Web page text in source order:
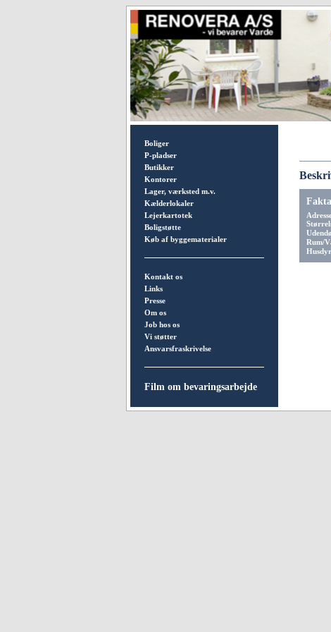
Boliger
P-pladser
Butikker
Kontorer
Lager, værksted m.v.
Kælderlokaler
Lejerkartotek
Boligstøtte
Køb af byggematerialer
Kontakt os
Links
Presse
Om os
Job hos os
Vi støtter
Ansvarsfraskrivelse
Film om bevaringsarbejde
Fakta
Rum/